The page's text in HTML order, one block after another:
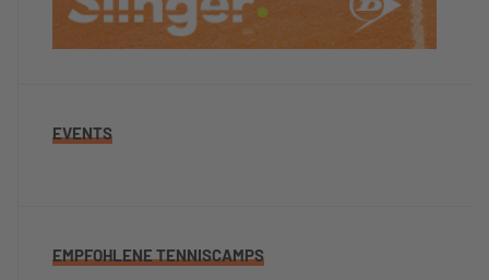
EVENTS
EMPFOHLENE TENNISCAMPS